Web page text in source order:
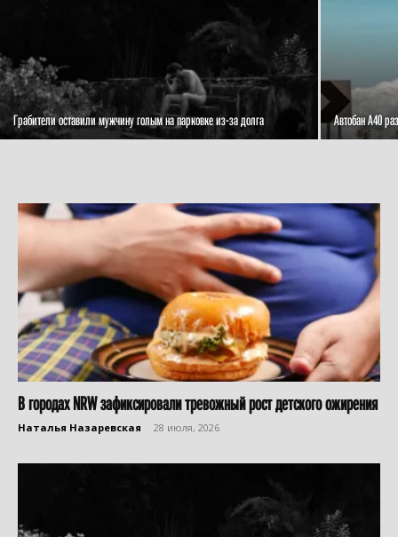
Грабители оставили мужчину голым на парковке из-за долга Автобан А40
В городах NRW зафиксировали тревожный рост детского ожирения
Наталья Назаревская 28 июля, 2026